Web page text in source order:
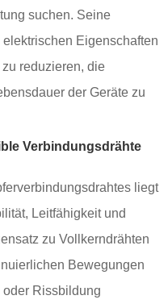
suchen. Seine
Eigenschaften
reduzieren, die
der Geräte zu
Verbindungsdrähte
liegt
Leitfähigkeit und
zu Vollkerndrähten
Bewegungen
Rissbildung